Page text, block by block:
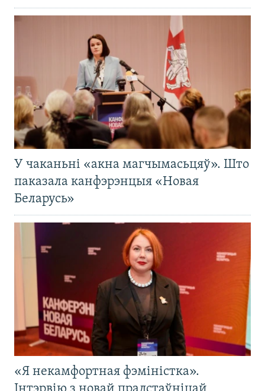
У чаканьні «акна магчымасьцяў». Што
паказала канфэрэнцыя «Новая
Беларусь»
«Я некамфортная фэміністка».